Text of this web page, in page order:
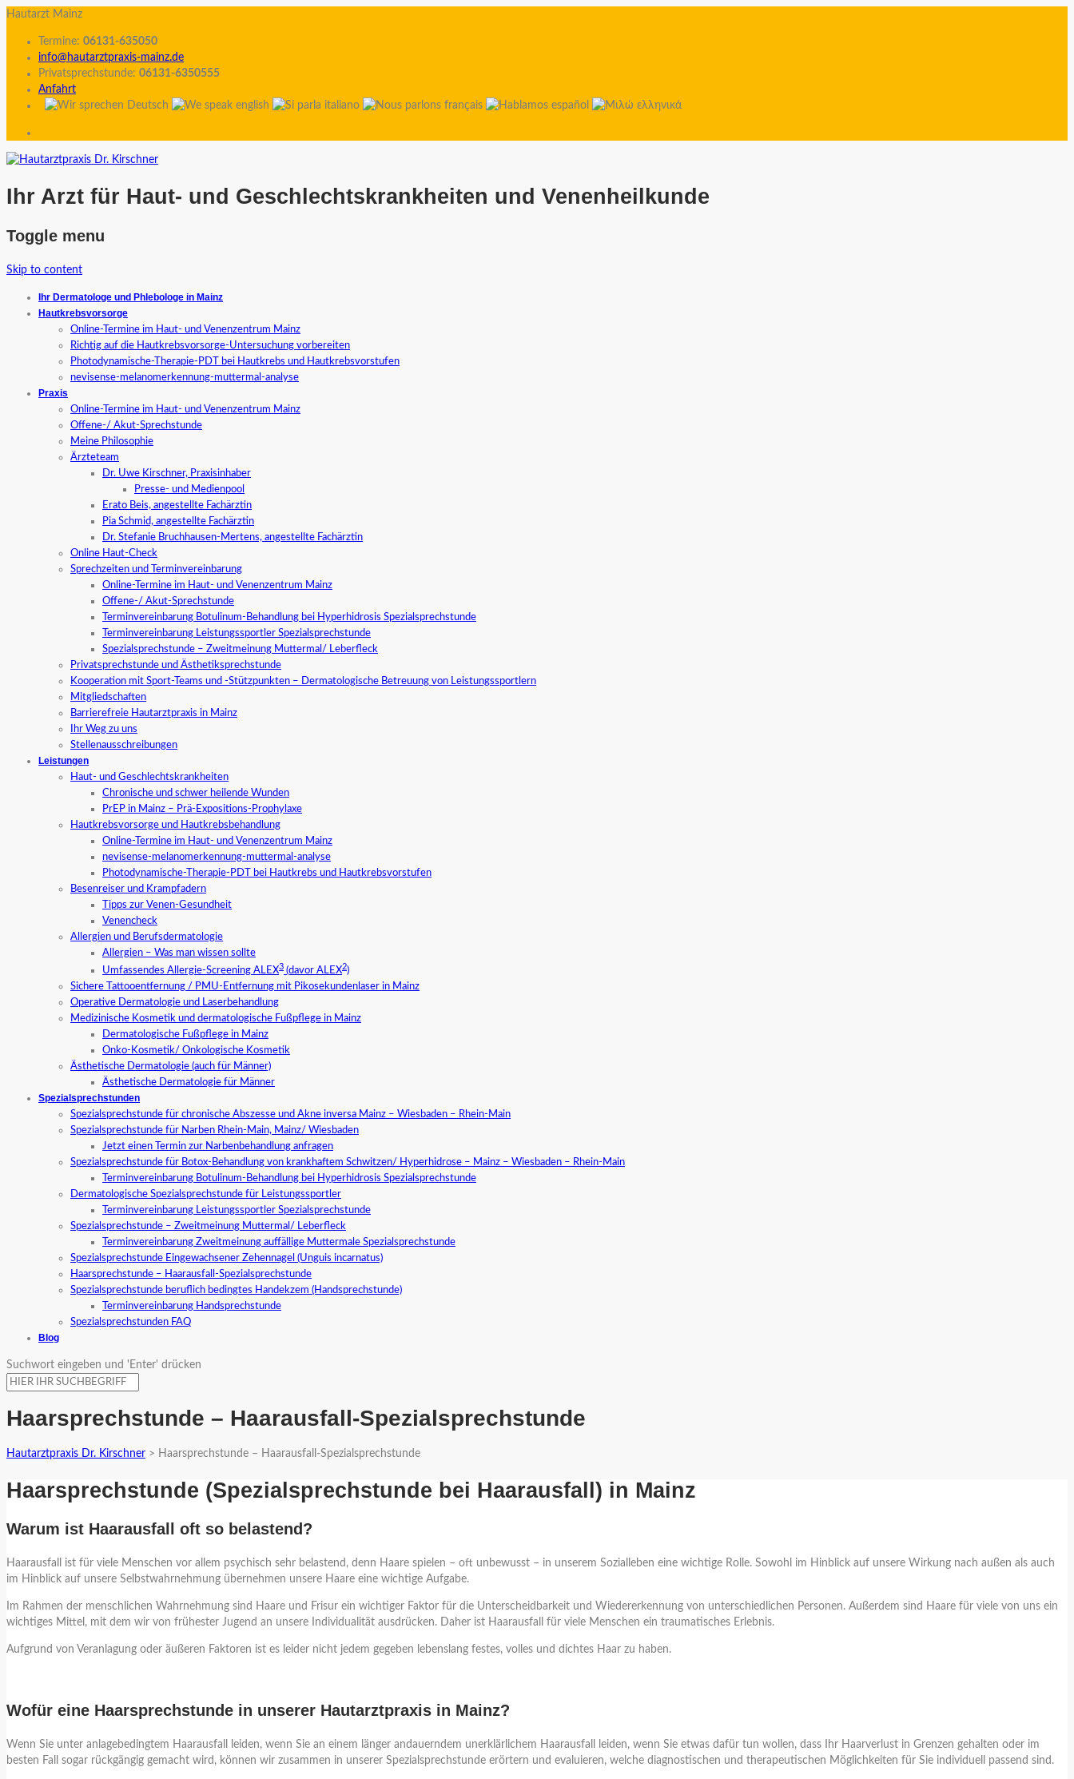
Hautarzt Mainz
Termine: 06131-635050
info@hautarztpraxis-mainz.de
Privatsprechstunde: 06131-6350555
Anfahrt
Ihr Arzt für Haut- und Geschlechtskrankheiten und Venenheilkunde
Toggle menu
Skip to content
Ihr Dermatologe und Phlebologe in Mainz
Hautkrebsvorsorge
Online-Termine im Haut- und Venenzentrum Mainz
Richtig auf die Hautkrebsvorsorge-Untersuchung vorbereiten
Photodynamische-Therapie-PDT bei Hautkrebs und Hautkrebsvorstufen
nevisense-melanomerkennung-muttermal-analyse
Praxis
Online-Termine im Haut- und Venenzentrum Mainz
Offene-/ Akut-Sprechstunde
Meine Philosophie
Ärzteteam
Dr. Uwe Kirschner, Praxisinhaber
Presse- und Medienpool
Erato Beis, angestellte Fachärztin
Pia Schmid, angestellte Fachärztin
Dr. Stefanie Bruchhausen-Mertens, angestellte Fachärztin
Online Haut-Check
Sprechzeiten und Terminvereinbarung
Online-Termine im Haut- und Venenzentrum Mainz
Offene-/ Akut-Sprechstunde
Terminvereinbarung Botulinum-Behandlung bei Hyperhidrosis Spezialsprechstunde
Terminvereinbarung Leistungssportler Spezialsprechstunde
Spezialsprechstunde – Zweitmeinung Muttermal/ Leberfleck
Privatsprechstunde und Ästhetiksprechstunde
Kooperation mit Sport-Teams und -Stützpunkten – Dermatologische Betreuung von Leistungssportlern
Mitgliedschaften
Barrierefreie Hautarztpraxis in Mainz
Ihr Weg zu uns
Stellenausschreibungen
Leistungen
Haut- und Geschlechtskrankheiten
Chronische und schwer heilende Wunden
PrEP in Mainz – Prä-Expositions-Prophylaxe
Hautkrebsvorsorge und Hautkrebsbehandlung
Online-Termine im Haut- und Venenzentrum Mainz
nevisense-melanomerkennung-muttermal-analyse
Photodynamische-Therapie-PDT bei Hautkrebs und Hautkrebsvorstufen
Besenreiser und Krampfadern
Tipps zur Venen-Gesundheit
Venencheck
Allergien und Berufsdermatologie
Allergien – Was man wissen sollte
Umfassendes Allergie-Screening ALEX3 (davor ALEX2)
Sichere Tattooentfernung / PMU-Entfernung mit Pikosekundenlaser in Mainz
Operative Dermatologie und Laserbehandlung
Medizinische Kosmetik und dermatologische Fußpflege in Mainz
Dermatologische Fußpflege in Mainz
Onko-Kosmetik/ Onkologische Kosmetik
Ästhetische Dermatologie (auch für Männer)
Ästhetische Dermatologie für Männer
Spezialsprechstunden
Spezialsprechstunde für chronische Abszesse und Akne inversa Mainz – Wiesbaden – Rhein-Main
Spezialsprechstunde für Narben Rhein-Main, Mainz/ Wiesbaden
Jetzt einen Termin zur Narbenbehandlung anfragen
Spezialsprechstunde für Botox-Behandlung von krankhaftem Schwitzen/ Hyperhidrose – Mainz – Wiesbaden – Rhein-Main
Terminvereinbarung Botulinum-Behandlung bei Hyperhidrosis Spezialsprechstunde
Dermatologische Spezialsprechstunde für Leistungssportler
Terminvereinbarung Leistungssportler Spezialsprechstunde
Spezialsprechstunde – Zweitmeinung Muttermal/ Leberfleck
Terminvereinbarung Zweitmeinung auffällige Muttermale Spezialsprechstunde
Spezialsprechstunde Eingewachsener Zehennagel (Unguis incarnatus)
Haarsprechstunde – Haarausfall-Spezialsprechstunde
Spezialsprechstunde beruflich bedingtes Handekzem (Handsprechstunde)
Terminvereinbarung Handsprechstunde
Spezialsprechstunden FAQ
Blog
Suchwort eingeben und 'Enter' drücken
Haarsprechstunde – Haarausfall-Spezialsprechstunde
Hautarztpraxis Dr. Kirschner > Haarsprechstunde – Haarausfall-Spezialsprechstunde
Haarsprechstunde (Spezialsprechstunde bei Haarausfall) in Mainz
Warum ist Haarausfall oft so belastend?
Haarausfall ist für viele Menschen vor allem psychisch sehr belastend, denn Haare spielen – oft unbewusst – in unserem Sozialleben eine wichtige Rolle. Sowohl im Hinblick auf unsere Wirkung nach außen als auch
im Hinblick auf unsere Selbstwahrnehmung übernehmen unsere Haare eine wichtige Aufgabe.
Im Rahmen der menschlichen Wahrnehmung sind Haare und Frisur ein wichtiger Faktor für die Unterscheidbarkeit und Wiedererkennung von unterschiedlichen Personen. Außerdem sind Haare für viele von uns ein
wichtiges Mittel, mit dem wir von frühester Jugend an unsere Individualität ausdrücken. Daher ist Haarausfall für viele Menschen ein traumatisches Erlebnis.
Aufgrund von Veranlagung oder äußeren Faktoren ist es leider nicht jedem gegeben lebenslang festes, volles und dichtes Haar zu haben.
Wofür eine Haarsprechstunde in unserer Hautarztpraxis in Mainz?
Wenn Sie unter anlagebedingtem Haarausfall leiden, wenn Sie an einem länger andauerndem unerklärlichem Haarausfall leiden, wenn Sie etwas dafür tun wollen, dass Ihr Haarverlust in Grenzen gehalten oder im
besten Fall sogar rückgängig gemacht wird, können wir zusammen in unserer Spezialsprechstunde erörtern und evaluieren, welche diagnostischen und therapeutischen Möglichkeiten für Sie individuell passend sind.